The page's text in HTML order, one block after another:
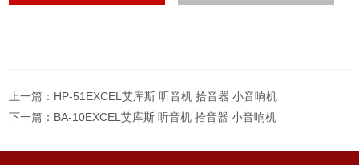
上一篇： HP-51EXCEL艾库斯 听音机 拾音器 小音响机
下一篇： BA-10EXCEL艾库斯 听音机 拾音器 小音响机